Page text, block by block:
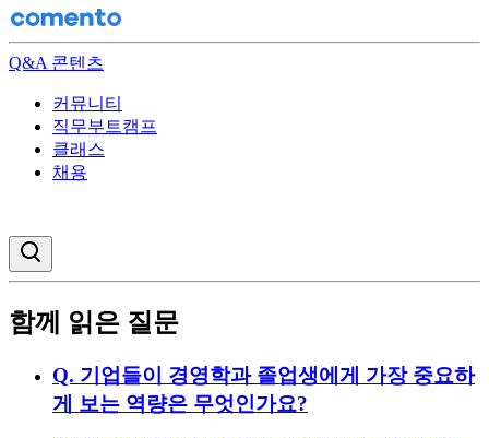
Q&A 콘텐츠
커뮤니티
직무부트캠프
클래스
채용
함께 읽은 질문
Q. 기업들이 경영학과 졸업생에게 가장 중요하
게 보는 역량은 무엇인가요?